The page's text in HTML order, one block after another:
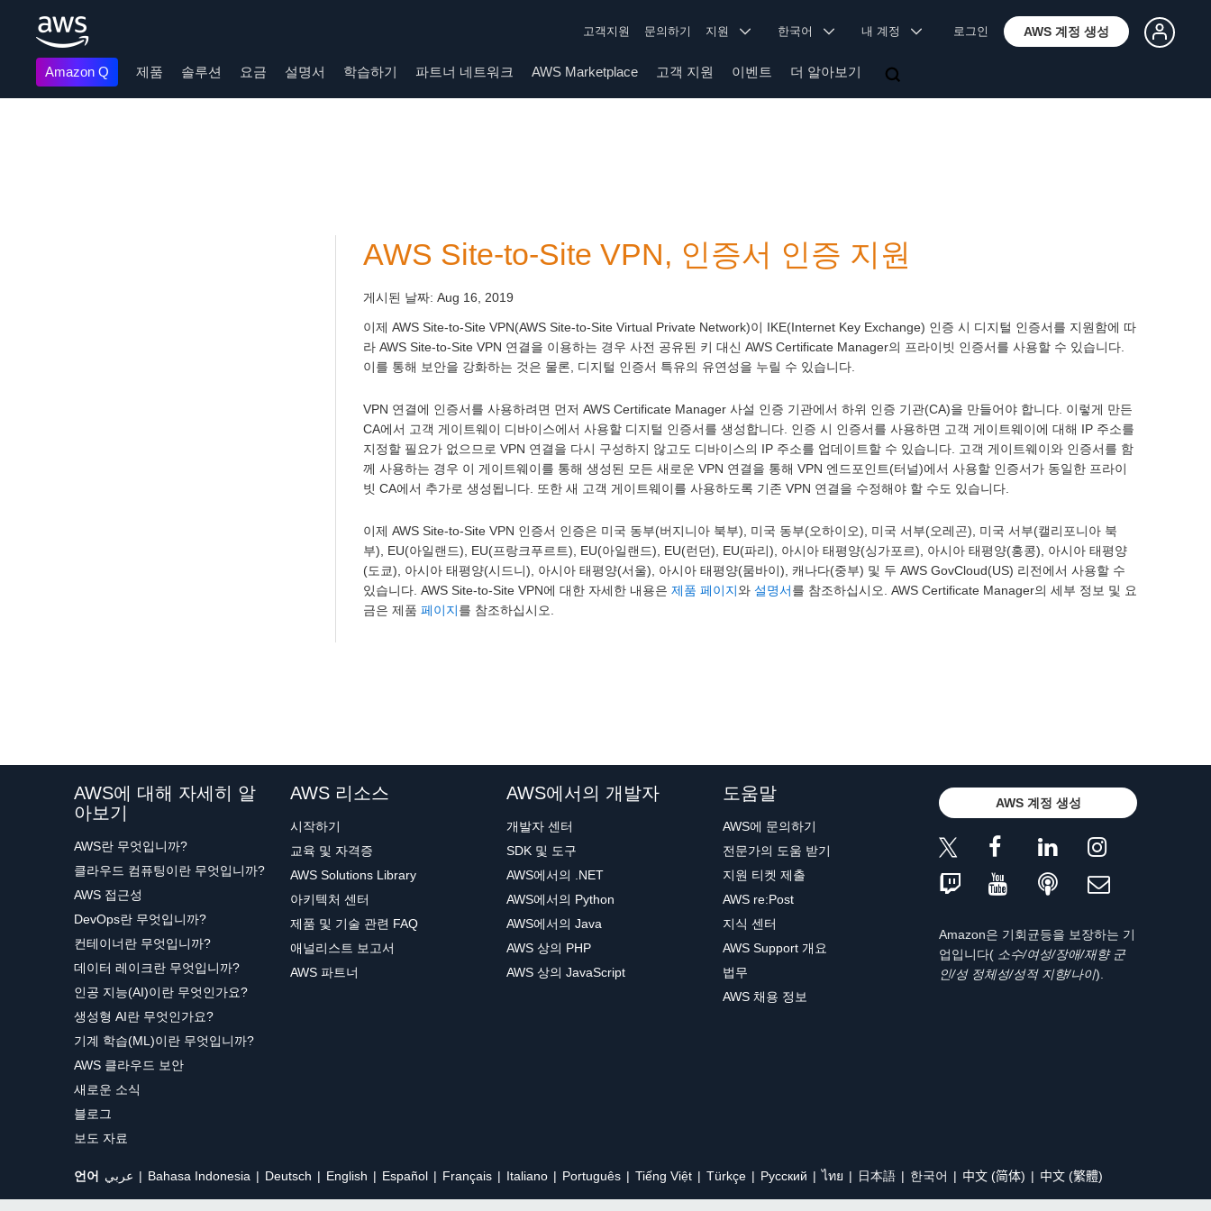
고객지원 문의하기 지원 한국어 내 계정 로그인 AWS 계정 생성
Amazon Q 제품 솔루션 요금 설명서 학습하기 파트너 네트워크 AWS Marketplace 고객 지원 이벤트 더 알아보기
AWS Site-to-Site VPN, 인증서 인증 지원
게시된 날짜: Aug 16, 2019
이제 AWS Site-to-Site VPN(AWS Site-to-Site Virtual Private Network)이 IKE(Internet Key Exchange) 인증 시 디지털 인증서를 지원함에 따
라 AWS Site-to-Site VPN 연결을 이용하는 경우 사전 공유된 키 대신 AWS Certificate Manager의 프라이빗 인증서를 사용할 수 있습니다.
이를 통해 보안을 강화하는 것은 물론, 디지털 인증서 특유의 유연성을 누릴 수 있습니다.
VPN 연결에 인증서를 사용하려면 먼저 AWS Certificate Manager 사설 인증 기관에서 하위 인증 기관(CA)을 만들어야 합니다. 이렇게 만든
CA에서 고객 게이트웨이 디바이스에서 사용할 디지털 인증서를 생성합니다. 인증 시 인증서를 사용하면 고객 게이트웨이에 대해 IP 주소를
지정할 필요가 없으므로 VPN 연결을 다시 구성하지 않고도 디바이스의 IP 주소를 업데이트할 수 있습니다. 고객 게이트웨이와 인증서를 함
께 사용하는 경우 이 게이트웨이를 통해 생성된 모든 새로운 VPN 연결을 통해 VPN 엔드포인트(터널)에서 사용할 인증서가 동일한 프라이
빗 CA에서 추가로 생성됩니다. 또한 새 고객 게이트웨이를 사용하도록 기존 VPN 연결을 수정해야 할 수도 있습니다.
이제 AWS Site-to-Site VPN 인증서 인증은 미국 동부(버지니아 북부), 미국 동부(오하이오), 미국 서부(오레곤), 미국 서부(캘리포니아 북
부), EU(아일랜드), EU(프랑크푸르트), EU(아일랜드), EU(런던), EU(파리), 아시아 태평양(싱가포르), 아시아 태평양(홍콩), 아시아 태평양
(도쿄), 아시아 태평양(시드니), 아시아 태평양(서울), 아시아 태평양(뭄바이), 캐나다(중부) 및 두 AWS GovCloud(US) 리전에서 사용할 수
있습니다. AWS Site-to-Site VPN에 대한 자세한 내용은 제품 페이지와 설명서를 참조하십시오. AWS Certificate Manager의 세부 정보 및 요
금은 제품 페이지를 참조하십시오.
AWS에 대해 자세히 알
아보기
AWS란 무엇입니까?
클라우드 컴퓨팅이란 무엇입니까?
AWS 접근성
DevOps란 무엇입니까?
컨테이너란 무엇입니까?
데이터 레이크란 무엇입니까?
인공 지능(AI)이란 무엇인가요?
생성형 AI란 무엇인가요?
기계 학습(ML)이란 무엇입니까?
AWS 클라우드 보안
새로운 소식
블로그
보도 자료
AWS 리소스
시작하기
교육 및 자격증
AWS Solutions Library
아키텍처 센터
제품 및 기술 관련 FAQ
애널리스트 보고서
AWS 파트너
AWS에서의 개발자
개발자 센터
SDK 및 도구
AWS에서의 .NET
AWS에서의 Python
AWS에서의 Java
AWS 상의 PHP
AWS 상의 JavaScript
도움말
AWS에 문의하기
전문가의 도움 받기
지원 티켓 제출
AWS re:Post
지식 센터
AWS Support 개요
법무
AWS 채용 정보
AWS 계정 생성
Amazon은 기회균등을 보장하는 기
업입니다( 소수/여성/장애/재향 군
인/성 정체성/성적 지향/나이).
언어 عربي Bahasa Indonesia Deutsch English Español Français Italiano Português Tiếng Việt Türkçe Ρусский ไทย 日本語 한국어 中文 (简体) 中文 (繁體)